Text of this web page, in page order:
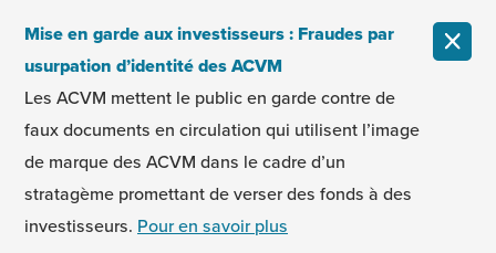
Mise en garde aux investisseurs : Fraudes par
usurpation d’identité des ACVM
Les ACVM mettent le public en garde contre de
faux documents en circulation qui utilisent l’image
de marque des ACVM dans le cadre d’un
stratagème promettant de verser des fonds à des
investisseurs. Pour en savoir plus